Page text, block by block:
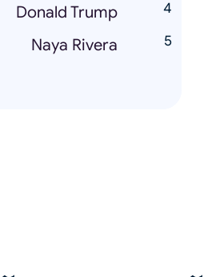
Donald Trump
Naya Rivera